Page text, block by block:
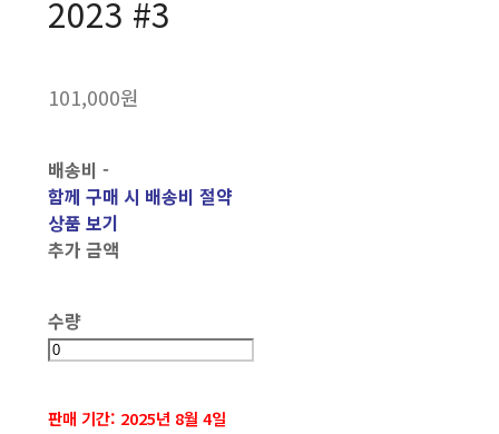
2023 #3
101,000원
배송비 -
함께 구매 시 배송비 절약
상품 보기
추가 금액
수량
판매 기간: 2025년 8월 4일